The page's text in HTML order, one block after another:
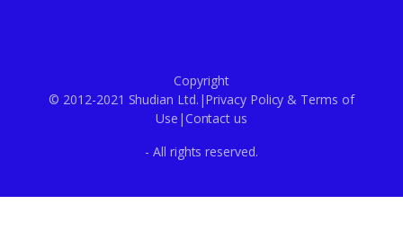
Copyright
© 2012-2021 Shudian Ltd.|Privacy Policy & Terms of
Use | Contact us
- All rights reserved.